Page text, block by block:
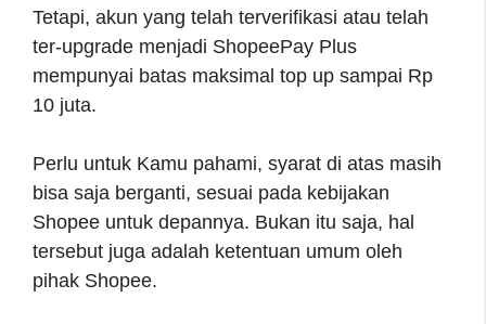
Tetapi, akun yang telah terverifikasi atau telah
ter-upgrade menjadi ShopeePay Plus
mempunyai batas maksimal top up sampai Rp
10 juta.
Perlu untuk Kamu pahami, syarat di atas masih
bisa saja berganti, sesuai pada kebijakan
Shopee untuk depannya. Bukan itu saja, hal
tersebut juga adalah ketentuan umum oleh
pihak Shopee.